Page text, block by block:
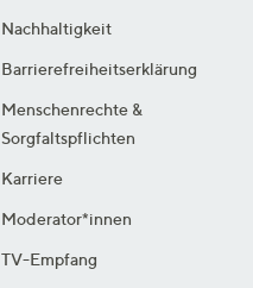
Nachhaltigkeit
Barrierefreiheitserklärung
Menschenrechte &
Sorgfaltspflichten
Karriere
Moderator*innen
TV-Empfang